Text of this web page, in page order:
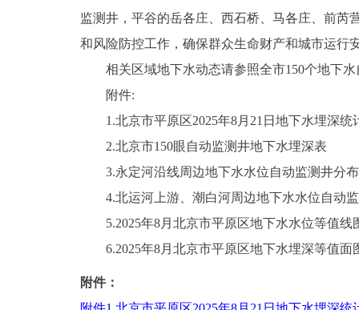
监测井，平谷的岳各庄、西石桥、马各庄、前芮
和风险防控工作，确保群众生命财产和城市运行
相关区域地下水动态请参照全市150个地下水
附件:
1.北京市平原区2025年8月21日地下水埋深统
2.北京市150眼自动监测井地下水埋深表
3.永定河沿线周边地下水水位自动监测井分
4.北运河上游、潮白河周边地下水水位自动
5.2025年8月北京市平原区地下水水位等值线
6.2025年8月北京市平原区地下水埋深等值面
附件：